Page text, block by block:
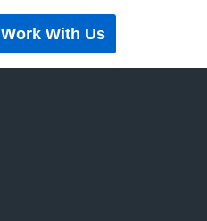
Work With Us